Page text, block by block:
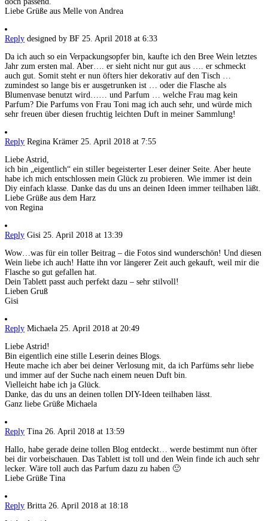
Liebe Grüße aus Melle von Andrea
Reply designed by BF 25. April 2018 at 6:33
Da ich auch so ein Verpackungsopfer bin, kaufte ich den Bree Wein letztes
Jahr zum ersten mal. Aber…. er sieht nicht nur gut aus …. er schmeckt
auch gut. Somit steht er nun öfters hier dekorativ auf den Tisch …
zumindest so lange bis er ausgetrunken ist … oder die Flasche als
Blumenvase benutzt wird…… und Parfum … welche Frau mag kein
Parfum? Die Parfums von Frau Toni mag ich auch sehr, und würde mich
sehr freuen über diesen fruchtig leichten Duft in meiner Sammlung!
Reply Regina Krämer 25. April 2018 at 7:55
Liebe Astrid,
ich bin „eigentlich“ ein stiller begeisterter Leser deiner Seite. Aber heute
habe ich mich entschlossen mein Glück zu probieren. Wie immer ist dein
Diy einfach klasse. Danke das du uns an deinen Ideen immer teilhaben läßt.
Liebe Grüße aus dem Harz
von Regina
Reply Gisi 25. April 2018 at 13:39
Wow…was für ein toller Beitrag – die Fotos sind wunderschön! Und diesen
Wein liebe ich auch! Hatte ihn vor längerer Zeit auch gekauft, weil mir die
Flasche so gut gefallen hat.
Dein Tablett passt auch perfekt dazu – sehr stilvoll!
Lieben Gruß
Gisi
Reply Michaela 25. April 2018 at 20:49
Liebe Astrid!
Bin eigentlich eine stille Leserin deines Blogs.
Heute mache ich aber bei deiner Verlosung mit, da ich Parfüms sehr liebe
und immer auf der Suche nach einem neuen Duft bin.
Vielleicht habe ich ja Glück.
Danke, das du uns an deinen tollen DIY-Ideen teilhaben lässt.
Ganz liebe Grüße Michaela
Reply Tina 26. April 2018 at 13:59
Hallo, habe gerade deine tollen Blog entdeckt… werde bestimmt nun öfter
bei dir vorbeischauen. Das Tablett ist toll und den Wein finde ich auch sehr
lecker. Wäre toll auch das Parfum dazu zu haben 🙂
Liebe Grüße Tina
Reply Britta 26. April 2018 at 18:18